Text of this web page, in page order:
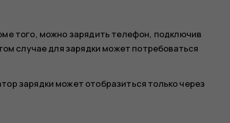
того, можно зарядить телефон, подключив
случае для зарядки может потребоваться
зарядки может отобразиться только через